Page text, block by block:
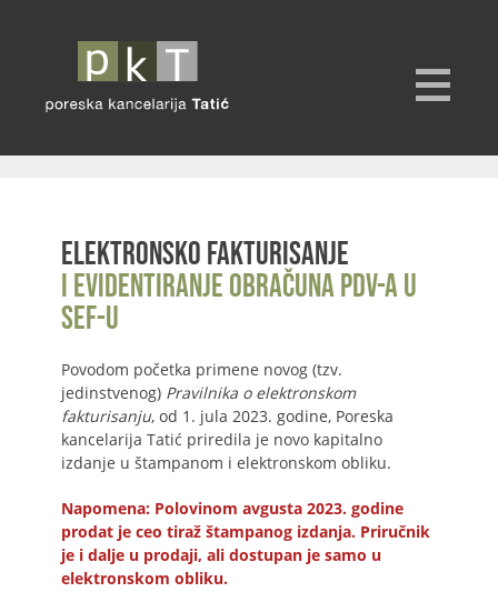
Elektronsko fakturisanje
i evidentiranje obračuna PDV-a u
SEF-u
Povodom početka primene novog (tzv.
jedinstvenog) Pravilnika o elektronskom
fakturisanju, od 1. jula 2023. godine, Poreska
kancelarija Tatić priredila je novo kapitalno
izdanje u štampanom i elektronskom obliku.
Napomena: Polovinom avgusta 2023. godine
prodat je ceo tiraž štampanog izdanja. Priručnik
je i dalje u prodaji, ali dostupan je samo u
elektronskom obliku.